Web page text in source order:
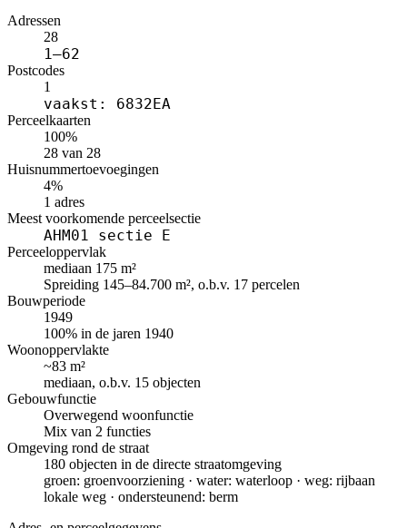
Adressen
28
1–62
Postcodes
1
vaakst: 6832EA
Perceelkaarten
100%
28 van 28
Huisnummertoevoegingen
4%
1 adres
Meest voorkomende perceelsectie
AHM01 sectie E
Perceeloppervlak
mediaan 175 m²
Spreiding 145–84.700 m², o.b.v. 17 percelen
Bouwperiode
1949
100% in de jaren 1940
Woonoppervlakte
~83 m²
mediaan, o.b.v. 15 objecten
Gebouwfunctie
Overwegend woonfunctie
Mix van 2 functies
Omgeving rond de straat
180 objecten in de directe straatomgeving
groen: groenvoorziening · water: waterloop · weg: rijbaan
lokale weg · ondersteunend: berm